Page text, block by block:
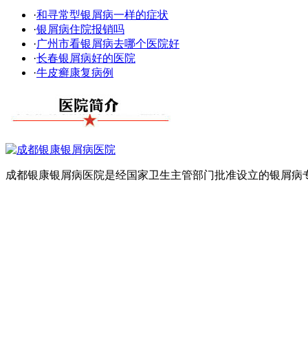
·和寻常型银屑病一样的症状
·银屑病住院报销吗
·广州市看银屑病去哪个医院好
·长春银屑病好的医院
·牛皮癣康复病例
成都银康银屑病医院是经国家卫生主管部门批准设立的银屑病